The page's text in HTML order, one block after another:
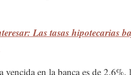
Las tasas hipotecarias
vencida en la banca es de